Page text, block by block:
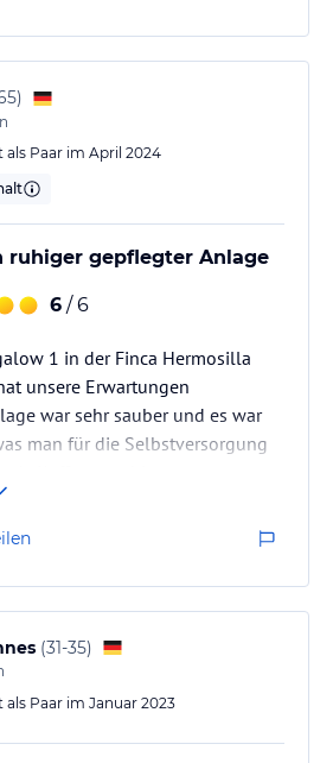
)
als Paar im April 2024
ruhiger gepflegter Anlage
6 / 6
1 in der Finca Hermosilla
unsere Erwartungen
war sehr sauber und es war
man für die Selbstversorgung
Gasherd und Backofen
Saftpresse uvm.. Auch die
gepflegt. Und zusätzlich
der guten Seele der Anlage,
Wir fühlten uns von Anfang an
kommen auf alle Fälle…
(31-35)
als Paar im Januar 2023